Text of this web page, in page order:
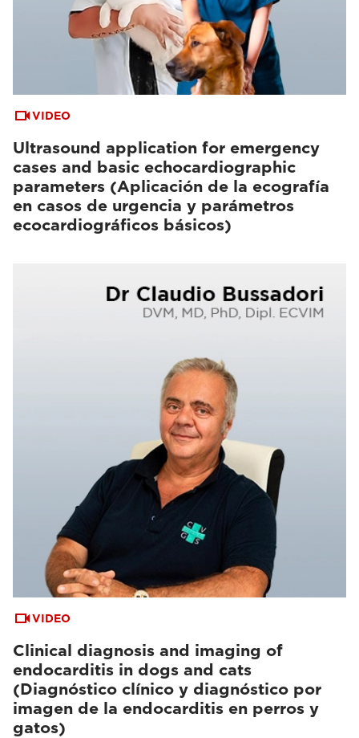
VIDEO
Ultrasound application for emergency
cases and basic echocardiographic
parameters (Aplicación de la ecografía
en casos de urgencia y parámetros
ecocardiográficos básicos)
VIDEO
Clinical diagnosis and imaging of
endocarditis in dogs and cats
(Diagnóstico clínico y diagnóstico por
imagen de la endocarditis en perros y
gatos)